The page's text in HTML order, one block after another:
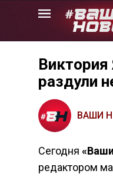
Skip
Виктория
раздули
ВАШИ
Сегодня
редактором